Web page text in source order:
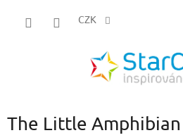
CZK
The Little Amphibian